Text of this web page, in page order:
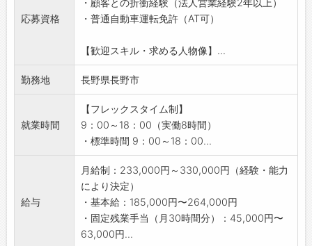
・お客様への人材提案、条件交渉
・社内システムへの入力作業
・派遣開始後のフォロー
■新規営業
派遣先企業の新規開拓
堀営業にもしっかり取り組める環境です。
【担当業界】
長野県及び新潟などの、「機械・自動車・IT・
プラント・建設業界」を担当いただきます。
[職種例] エンジニア、技術者、コーディネータ
ー、事務など
【おすすめポイント】
・登録スタッフは、サンウェルの正社員のみを
応募資格
・普通自動車運転免許（AT可）
【歓迎スキル・求める人物像】...
勤務地 長野県長野市
就業時間
【フレックスタイム制】
9：00～18：00（実働8時間）
・標準時間 9：00～18：00...
給与
月給制：233,000円～330,000円（経験・能力
により決定）
・基本給：185,000円〜264,000円
・固定残業手当（月30時間分）：45,000円〜
63,000円...